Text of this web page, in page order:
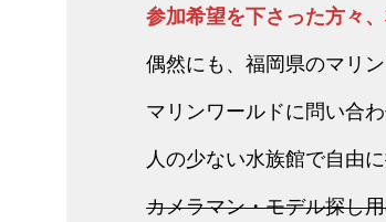
参加希望を下さった方々
偶然にも、福岡県のマリ
マリンワールドに問い合
人の少ない水族館で自由
カメラマン・モデル探し